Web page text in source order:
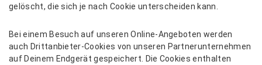
gelöscht, die sich je nach Cookie unterscheiden kann.
Bei einem Besuch auf unseren Online-Angeboten werden
auch Drittanbieter-Cookies von unseren Partnerunternehmen
auf Deinem Endgerät gespeichert. Die Cookies enthalten